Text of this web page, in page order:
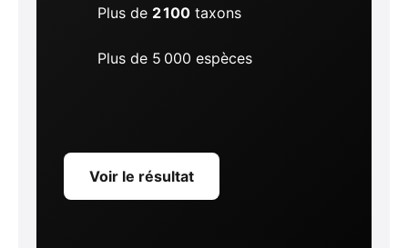
Plus de 2 100 taxons
Plus de 5 000 espèces
Voir le résultat